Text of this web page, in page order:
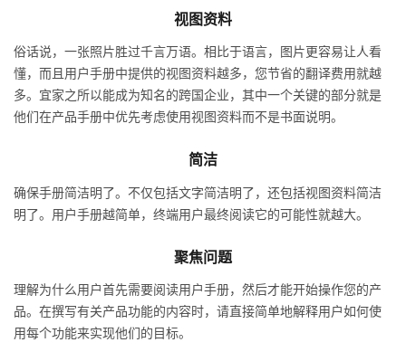
视图资料
俗话说，一张照片胜过千言万语。相比于语言，图片更容易让人看
懂，而且用户手册中提供的视图资料越多，您节省的翻译费用就越
多。宜家之所以能成为知名的跨国企业，其中一个关键的部分就是
他们在产品手册中优先考虑使用视图资料而不是书面说明。
简洁
确保手册简洁明了。不仅包括文字简洁明了，还包括视图资料简洁
明了。用户手册越简单，终端用户最终阅读它的可能性就越大。
聚焦问题
理解为什么用户首先需要阅读用户手册，然后才能开始操作您的产
品。在撰写有关产品功能的内容时，请直接简单地解释用户如何使
用每个功能来实现他们的目标。